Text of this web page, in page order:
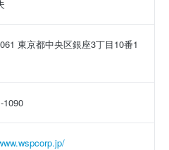
東京都中央区銀座3丁目10番1
1090